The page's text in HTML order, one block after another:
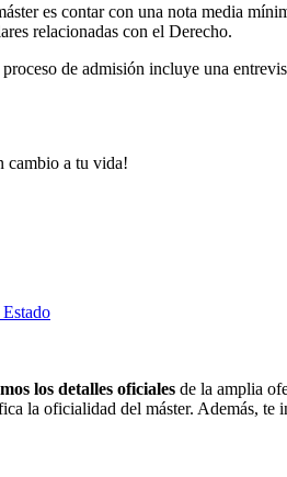
es contar con una nota media
relacionadas con el Derecho.
de admisión incluye una
cambio a tu vida!
los detalles oficiales de la amplia
la oficialidad del máster. Además, te